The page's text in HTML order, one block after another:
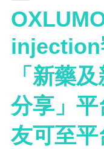
injection
「新藥
分享」
友可至平